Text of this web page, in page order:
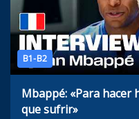
B1-B2
Mbappé: «Para hacer
que sufrir»